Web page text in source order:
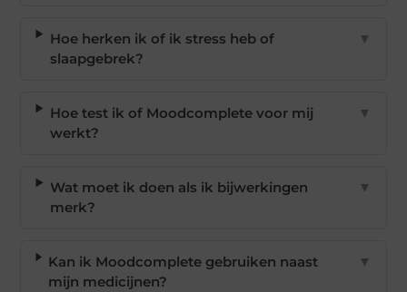
Hoe herken ik of ik stress heb of
slaapgebrek?
▼
Hoe test ik of Moodcomplete voor mij
werkt?
▼
Wat moet ik doen als ik bijwerkingen
merk?
▼
Kan ik Moodcomplete gebruiken naast
mijn medicijnen?
▼